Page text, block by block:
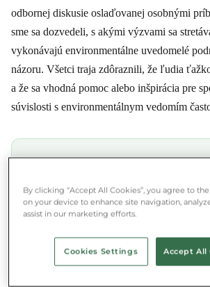
odbornej diskusie oslaďovanej osobnými
sme sa dozvedeli, s akými výzvami sa
vykonávajú environmentálne uvedomelé
názoru. Všetci traja zdôraznili, že ľudia
a že sa vhodná pomoc alebo inšpirácia pre
súvislosti s environmentálnym vedomím
★★★★★ 4.8/5 ·500 000+ používateľov
Stiahni si Munch aplikáciu a zachráň
svojom okolí.
App Store Google Play
By clicking “Accept All Cookies”, you agree to
on your device to enhance site navigation,
assist in our marketing efforts.
Cookies Settings Accept All